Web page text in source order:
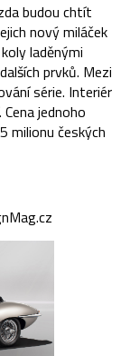
budou chtít
nový miláček
laděnými
prvků. Mezi
série. Interiér
jednoho
milionu českých